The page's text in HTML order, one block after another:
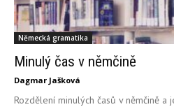
Německá gramatika
Minulý čas v němčině
Dagmar Jašková
Rozdělení minulých časů v němčině a